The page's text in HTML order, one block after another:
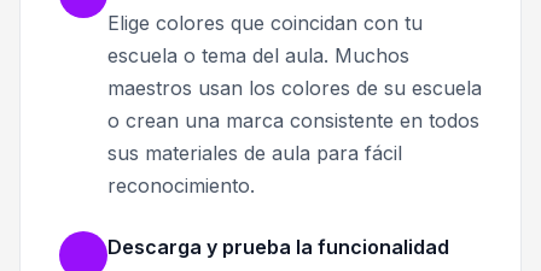
Elige colores que coincidan con tu
escuela o tema del aula. Muchos
maestros usan los colores de su escuela
o crean una marca consistente en todos
sus materiales de aula para fácil
reconocimiento.
Descarga y prueba la funcionalidad